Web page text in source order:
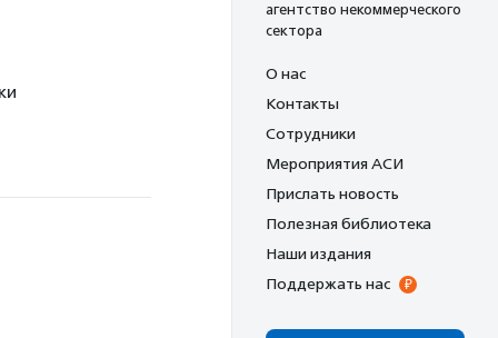
агентство некоммерческого
сектора
О нас
Контакты
Сотрудники
Мероприятия АСИ
Прислать новость
Полезная библиотека
Наши издания
Поддержать нас